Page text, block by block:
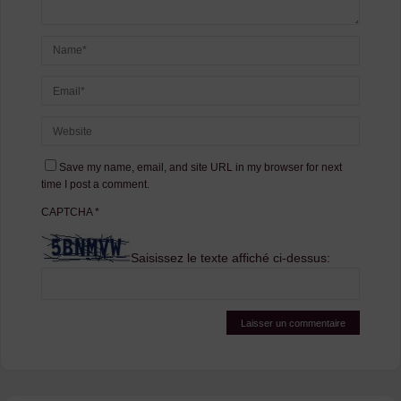
Save my name, email, and site URL in my browser for next
time I post a comment.
CAPTCHA*
Saisissez le texte affiché ci-dessus: